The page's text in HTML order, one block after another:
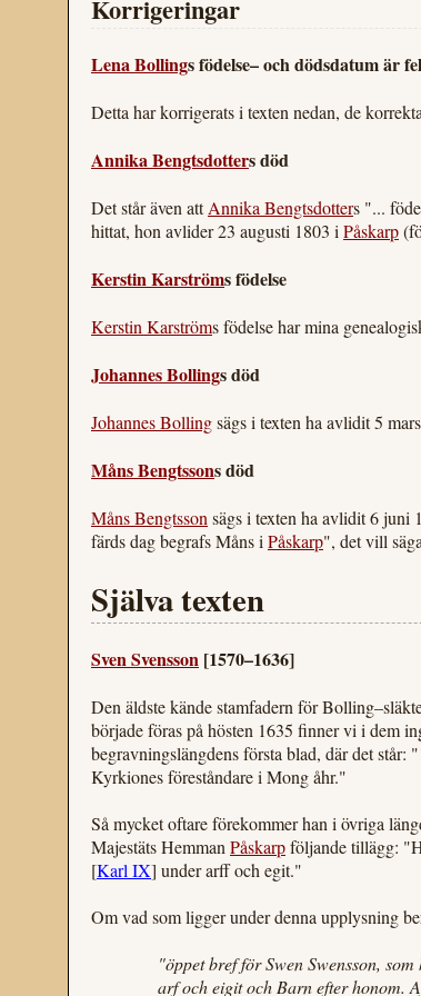
Korrigeringar
Lena Bollings födelse– och dödsdatum är fel
Detta har korrigerats i texten nedan, de
Annika Bengtsdotters död
Det står även attAnnika Bengtsdotters "...
hittat, hon avlider 23 augusti 1803 i Påskarp
Kerstin Karströms födelse
Kerstin Karströms födelse har mina
Johannes Bollings död
Johannes Bollingsägs i texten ha avlidit 5
Måns Bengtssons död
Måns Bengtsson sägs i texten ha avlidit 6 juni
färds dag begrafs Måns i Påskarp", det vill
Själva texten
Sven Svensson [1570–1636]
Den äldste kände stamfadern för
började föras på hösten 1635 finner vi i dem
begravningslängdens första blad, där det
Kyrkiones föreståndare i Mong åhr."
Så mycket oftare förekommer han i övriga
Majestäts Hemman Påskarpföljande tillägg:
[Karl IX] under arff och egit."
Om vad som ligger under denna upplysning
"öppet bref för Swen Swensson,
arf och eigit och Barn efter honom.